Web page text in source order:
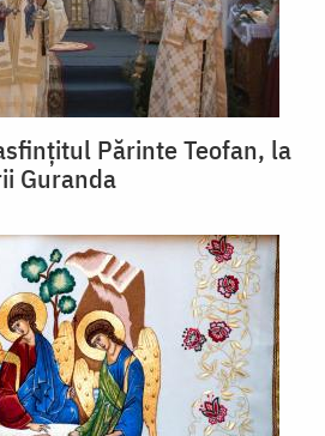
Părinte Teofan, la
Guranda